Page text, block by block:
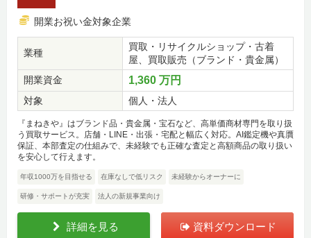
開業お祝い金対象企業
業種
買取・リサイクルショップ・古着
屋、買取販売（ブランド・貴金属）
開業資金
1,360 万円
対象 個人・法人
『まねきや』はブランド品・貴金属・宝石など、高単価商材専門を取り扱
う買取サービス。店舗・LINE・出張・宅配と幅広く対応。AI鑑定機や真贋
保証、本部査定の仕組みで、未経験でも正確な査定と高額商品の取り扱い
を安心して行えます。
年収1000万を目指せる 在庫なしで低リスク 未経験からオーナーに
研修・サポートが充実 法人の新規事業向け
詳細を見る 資料ダウンロード